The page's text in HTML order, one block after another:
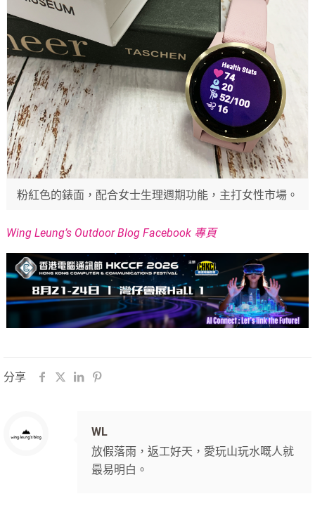
粉紅色的錶面，配合女士生理週期功能，主打女性市場。
Wing Leung’s Outdoor Blog Facebook 專頁
分享
WL
放假落雨，返工好天，愛玩山玩水嘅人就
最易明白。